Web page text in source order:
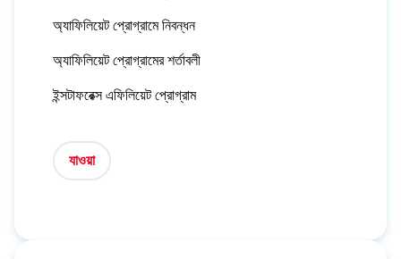
অ্যাফিলিয়েট প্রোগ্রামে নিবন্ধন
অ্যাফিলিয়েট প্রোগ্রামের শর্তাবলী
ইন্সটাফরেক্স এফিলিয়েট প্রোগ্রাম
যাওয়া